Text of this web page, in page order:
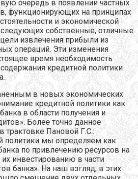
очередь в появлении частных
функционирующих на принципах
и экономической
собственные, отличные
извлечения прибыли из
операций. Эти изменения
время необходимость
кредитной политики
в новых экономических
кредитной политики как
в области получения и
Более точно данное
трактовке Пановой Г.С.:
политики мы определяем как
по привлечению ресурсов на
инвестированию в части
банка». На наш взгляд, в этих